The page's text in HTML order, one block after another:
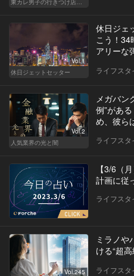
Vol.1
休日ジェットセッター
休日ジェ
こう！34
アリーな
ライフスタ
Vol.2
人気業界の光と闇
メガバン
例”があ
め、彼ら
ライフスタ
【3/6（
計画に従
ライフスタ
Vol.245
ミラノ
ける“超
ライフスタ